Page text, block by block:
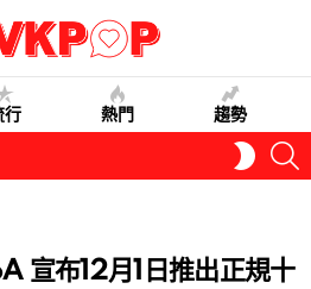
行 熱門 趨勢
SKIN
宣布12月1日推出正規十